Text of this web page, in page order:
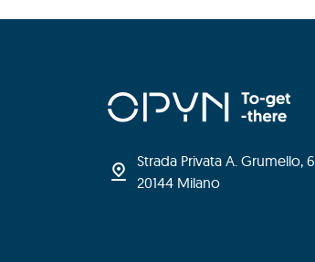
Strada Privata A. Grumello, 6
20144 Milano